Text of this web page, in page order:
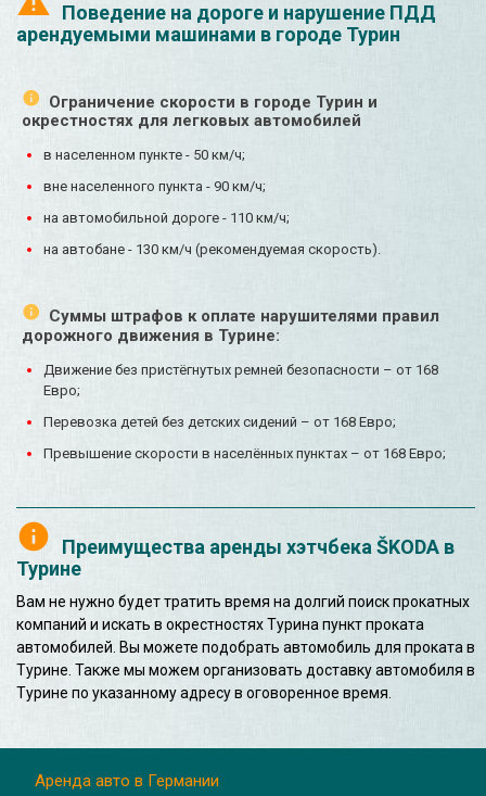
Поведение на дороге и нарушение ПДД
арендуемыми машинами в городе Турин
Ограничение скорости в городе Турин и
окрестностях для легковых автомобилей
в населенном пункте - 50 км/ч;
вне населенного пункта - 90 км/ч;
на автомобильной дороге - 110 км/ч;
на автобане - 130 км/ч (рекомендуемая скорость).
Суммы штрафов к оплате нарушителями правил
дорожного движения в Турине:
Движение без пристёгнутых ремней безопасности – от 168
Евро;
Перевозка детей без детских сидений – от 168 Евро;
Превышение скорости в населённых пунктах – от 168 Евро;
Преимущества аренды хэтчбека ŠKODA в
Турине
Вам не нужно будет тратить время на долгий поиск прокатных
компаний и искать в окрестностях Турина пункт проката
автомобилей. Вы можете подобрать автомобиль для проката в
Турине. Также мы можем организовать доставку автомобиля в
Турине по указанному адресу в оговоренное время.
Аренда авто в Германии